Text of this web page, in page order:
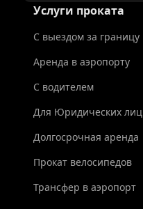
Услуги проката
С выездом за границу
Аренда в аэропорту
С водителем
Для Юридических лиц
Долгосрочная аренда
Прокат велосипедов
Трансфер в аэропорт